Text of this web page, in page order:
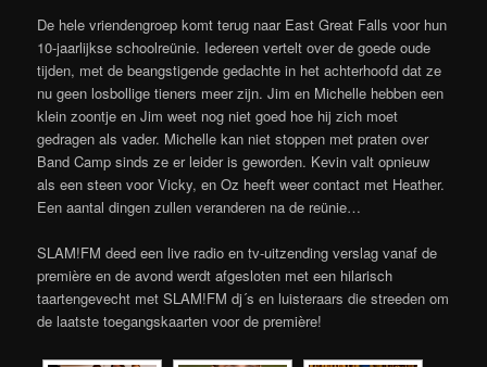
De hele vriendengroep komt terug naar East Great Falls voor hun
10-jaarlijkse schoolreünie. Iedereen vertelt over de goede oude
tijden, met de beangstigende gedachte in het achterhoofd dat ze
nu geen losbollige tieners meer zijn. Jim en Michelle hebben een
klein zoontje en Jim weet nog niet goed hoe hij zich moet
gedragen als vader. Michelle kan niet stoppen met praten over
Band Camp sinds ze er leider is geworden. Kevin valt opnieuw
als een steen voor Vicky, en Oz heeft weer contact met Heather.
Een aantal dingen zullen veranderen na de reünie…
SLAM!FM deed een live radio en tv-uitzending verslag vanaf de
première en de avond werdt afgesloten met een hilarisch
taartengevecht met SLAM!FM dj´s en luisteraars die streeden om
de laatste toegangskaarten voor de première!